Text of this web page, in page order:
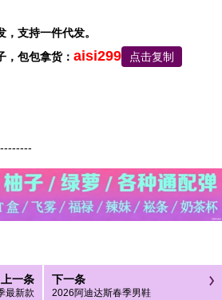
支持一件代发。
，包包拿货： aisi299 点击复制
上一条
最新款
下一条
2026阿迪达斯春季男鞋